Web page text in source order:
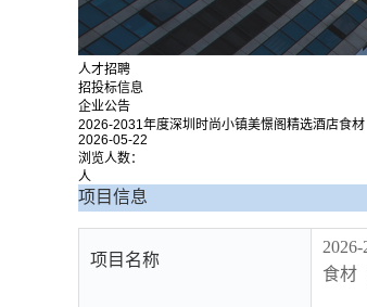
人才招聘
招投标信息
企业公告
2026-2031年度深圳时尚小镇美憬阁精选酒店食
2026-05-22
浏览人数：
人
项目信息
项目名称
食材